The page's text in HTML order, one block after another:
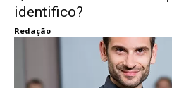
identifico?
Redação